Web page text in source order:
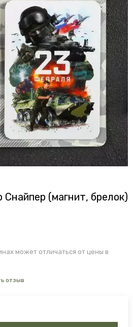
(магнит, брелок)
может отличаться от цены в
отзыв